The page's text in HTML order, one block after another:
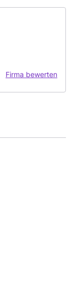
Firma bewerten